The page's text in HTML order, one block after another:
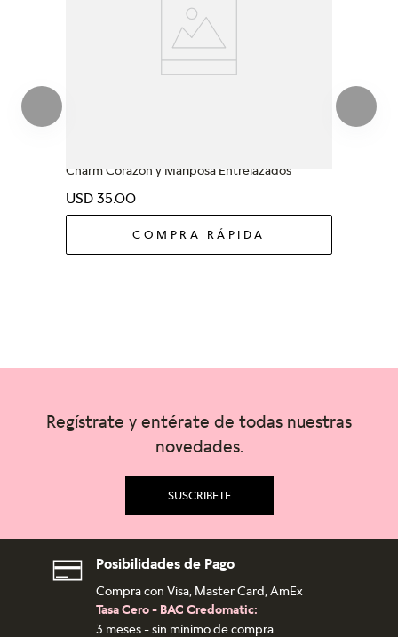
Charm Corazón y Mariposa Entrelazados
USD 3500
COMPRA RÁPIDA
Regístrate y entérate de todas nuestras
novedades.
SUSCRIBETE
Posibilidades de Pago
Compra con Visa, Master Card, AmEx
Tasa Cero - BAC Credomatic:
3 meses - sin mínimo de compra.